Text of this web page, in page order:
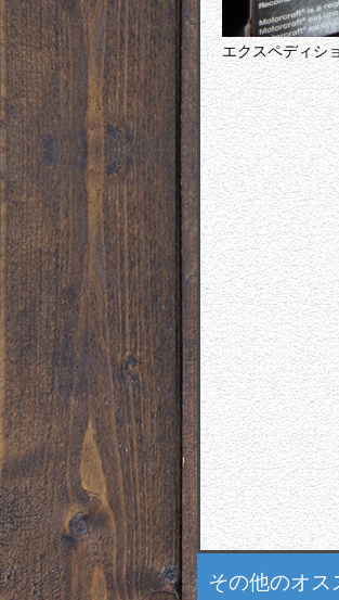
エクスペディ
その他のオス